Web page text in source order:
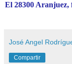
El 28300
José Angel
Compartir